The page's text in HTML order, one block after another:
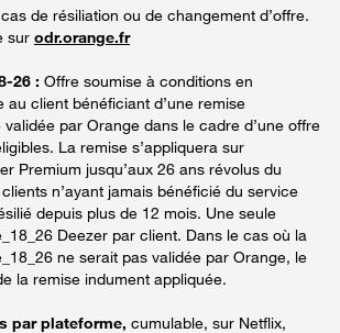
de résiliation ou de changement d’offre.
sur odr.orange.fr
26 : Offre soumise à conditions en
au client bénéficiant d’une remise
validée par Orange dans le cadre d’une offre
La remise s’appliquera sur
Premium jusqu’aux 26 ans révolus du
n’ayant jamais bénéficié du service
depuis plus de 12 mois. Une seule
Deezer par client. Dans le cas où la
ne serait pas validée par Orange, le
la remise indument appliquée.
par plateforme, cumulable, sur Netflix,